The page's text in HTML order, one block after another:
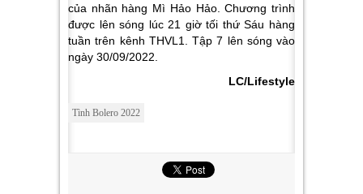
của nhãn hàng Mì Hảo Hảo. Chương trình
được lên sóng lúc 21 giờ tối thứ Sáu hàng
tuần trên kênh THVL1. Tập 7 lên sóng vào
ngày 30/09/2022.
LC/Lifestyle
Tình Bolero 2022